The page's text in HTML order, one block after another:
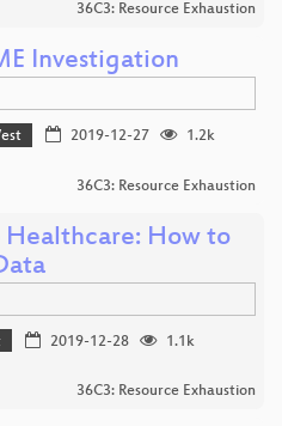
36C3: Resource Exhaustion
Investigation
2019-12-27
1.2k
36C3: Resource Exhaustion
How to
2019-12-28
1.1k
36C3: Resource Exhaustion